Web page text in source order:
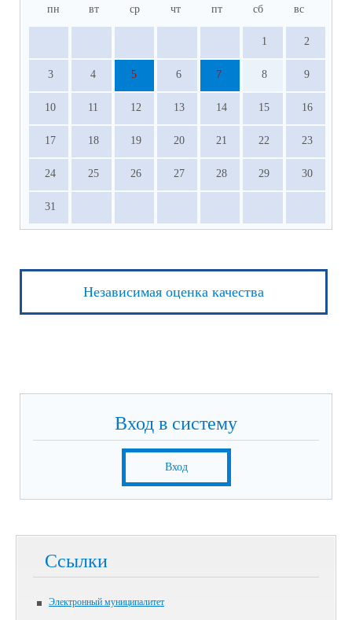
пн вт ср чт пт сб вс
1 2
3 4 5 6 7 8 9
10 11 12 13 14 15 16
17 18 19 20 21 22 23
24 25 26 27 28 29 30
31
Независимая оценка качества
Вход в систему
Вход
Ссылки
Электронный муниципалитет